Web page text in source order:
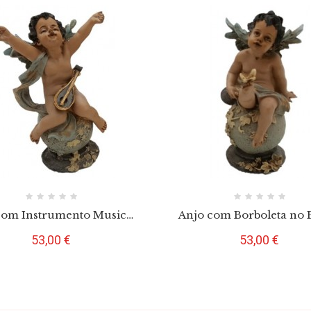
Instrumento Musical
15.5 cm
Preço
53,00 €
Anjo com Borboleta no
Preço
53,00 €